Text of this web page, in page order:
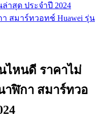
าสุด ประจำปี 2024
า สมาร์ทวอทช์ Huawei รุ่น
ไหนดี ราคาไม่
าฬิกา สมาร์ทวอ